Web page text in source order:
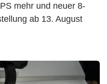
mehr und neuer 8-
ab 13. August